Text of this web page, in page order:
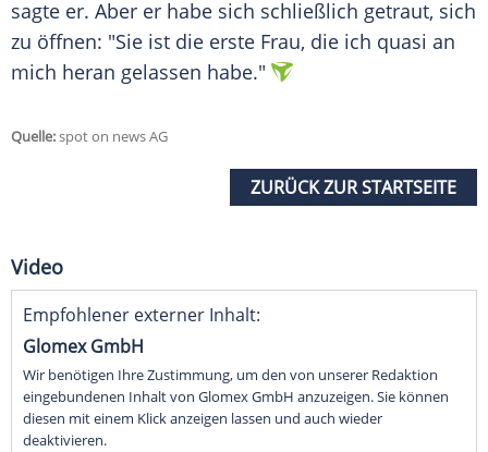
sagte er. Aber er habe sich schließlich getraut, sich
zu öffnen: "Sie ist die erste Frau, die ich quasi an
mich heran gelassen habe."
Quelle:spot on news AG
ZURÜCK ZUR STARTSEITE
Video
Empfohlener externer Inhalt:
Glomex GmbH
Wir benötigen Ihre Zustimmung, um den von unserer Redaktion
eingebundenen Inhalt von Glomex GmbH anzuzeigen. Sie können
diesen mit einem Klick anzeigen lassen und auch wieder
deaktivieren.